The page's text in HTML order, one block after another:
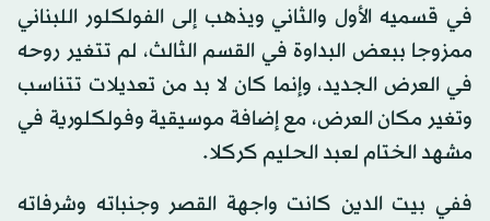
في قسميه الأول والثاني ويذهب إلى الفولكلور اللبناني
ممزوجا ببعض البداوة في القسم الثالث، لم تتغير روحه
في العرض الجديد، وإنما كان لا بد من تعديلات تتناسب
وتغير مكان العرض، مع إضافة موسيقية وفولكلورية في
مشهد الختام لعبد الحليم كركلا.
ففي بيت الدين كانت واجهة القصر وجنباته وشرفاته